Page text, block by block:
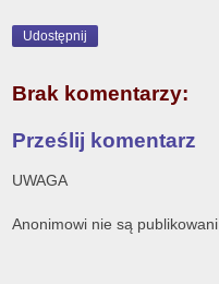
Udostępnij
Brak komentarzy:
Prześlij komentarz
UWAGA
Anonimowi nie są publikowani